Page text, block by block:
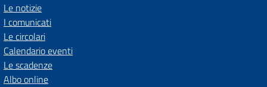
Le notizie
I comunicati
Le circolari
Calendario eventi
Le scadenze
Albo online